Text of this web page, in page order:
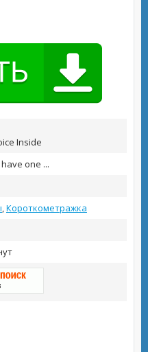
Inside
one ...
,Короткометражка